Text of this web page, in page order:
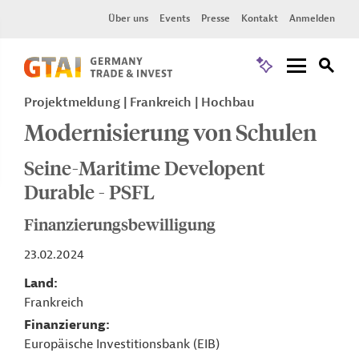
Über uns Events Presse Kontakt Anmelden
Projektmeldung Frankreich Hochbau
Modernisierung von Schulen
Seine-Maritime Developent
Durable - PSFL
Finanzierungsbewilligung
23.02.2024
Land
Frankreich
Finanzierung
Europäische Investitionsbank (EIB)